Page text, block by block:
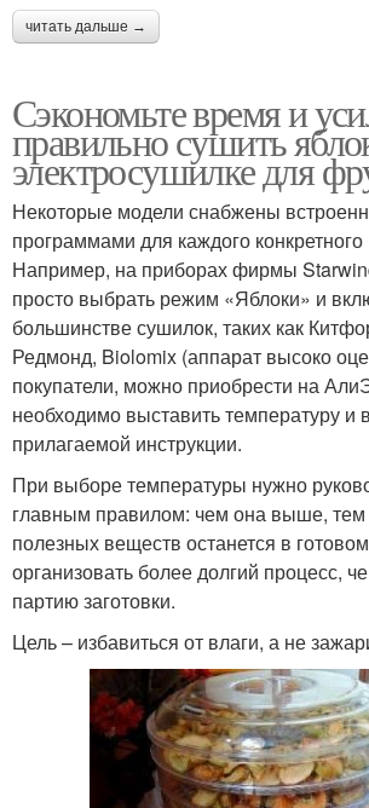
читать дальше →
Сэкономьте время и
правильно сушить
электросушилке для
Некоторые модели снабжены
программами для каждого конкретного
Например, на приборах фирмы
просто выбрать режим «Яблоки» и
большинстве сушилок, таких как
Редмонд, Biolomix (аппарат высоко
покупатели, можно приобрести на
необходимо выставить температуру и
прилагаемой инструкции.
При выборе температуры нужно
главным правилом: чем она выше,
полезных веществ останется в
организовать более долгий процесс,
партию заготовки.
Цель – избавиться от влаги, а не